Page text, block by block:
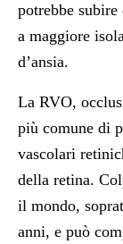
potrebbe
a maggiore
d’ansia.
La RVO,
più comune di
vascolari
della retina.
il mondo,
anni, e può